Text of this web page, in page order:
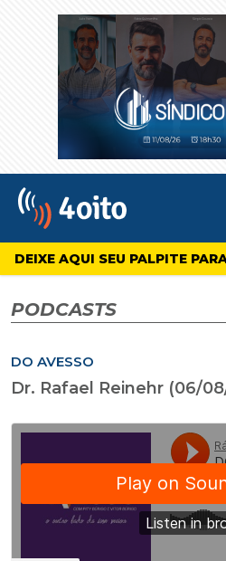
4oito
DEIXE AQUI SEU PALPITE
PODCASTS
DO AVESSO
Dr. Rafael Reinehr (06/